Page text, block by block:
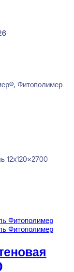
Фитополимер
12x120x2700